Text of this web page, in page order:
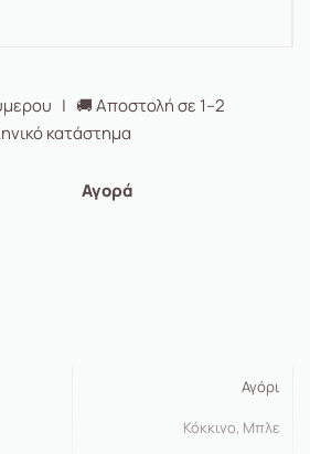
| 🚚 Αποστολή σε 1–2
κατάστημα
Αγορά
Αγόρι
Κόκκινο, Μπλε